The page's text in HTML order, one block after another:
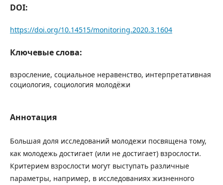
DOI:
https://doi.org/10.14515/monitoring.2020.3.1604
Ключевые слова:
взросление, социальное неравенство, интерпретативная
социология, социология молодёжи
Аннотация
Большая доля исследований молодежи посвящена тому,
как молодежь достигает (или не достигает) взрослости.
Критерием взрослости могут выступать различные
параметры, например, в исследованиях жизненного